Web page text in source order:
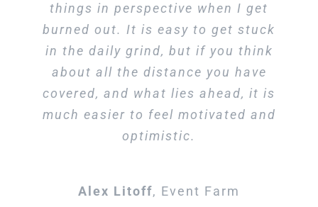
things in perspective when I get
burned out. It is easy to get stuck
in the daily grind, but if you think
about all the distance you have
covered, and what lies ahead, it is
much easier to feel motivated and
optimistic.
Alex Litoff, Event Farm